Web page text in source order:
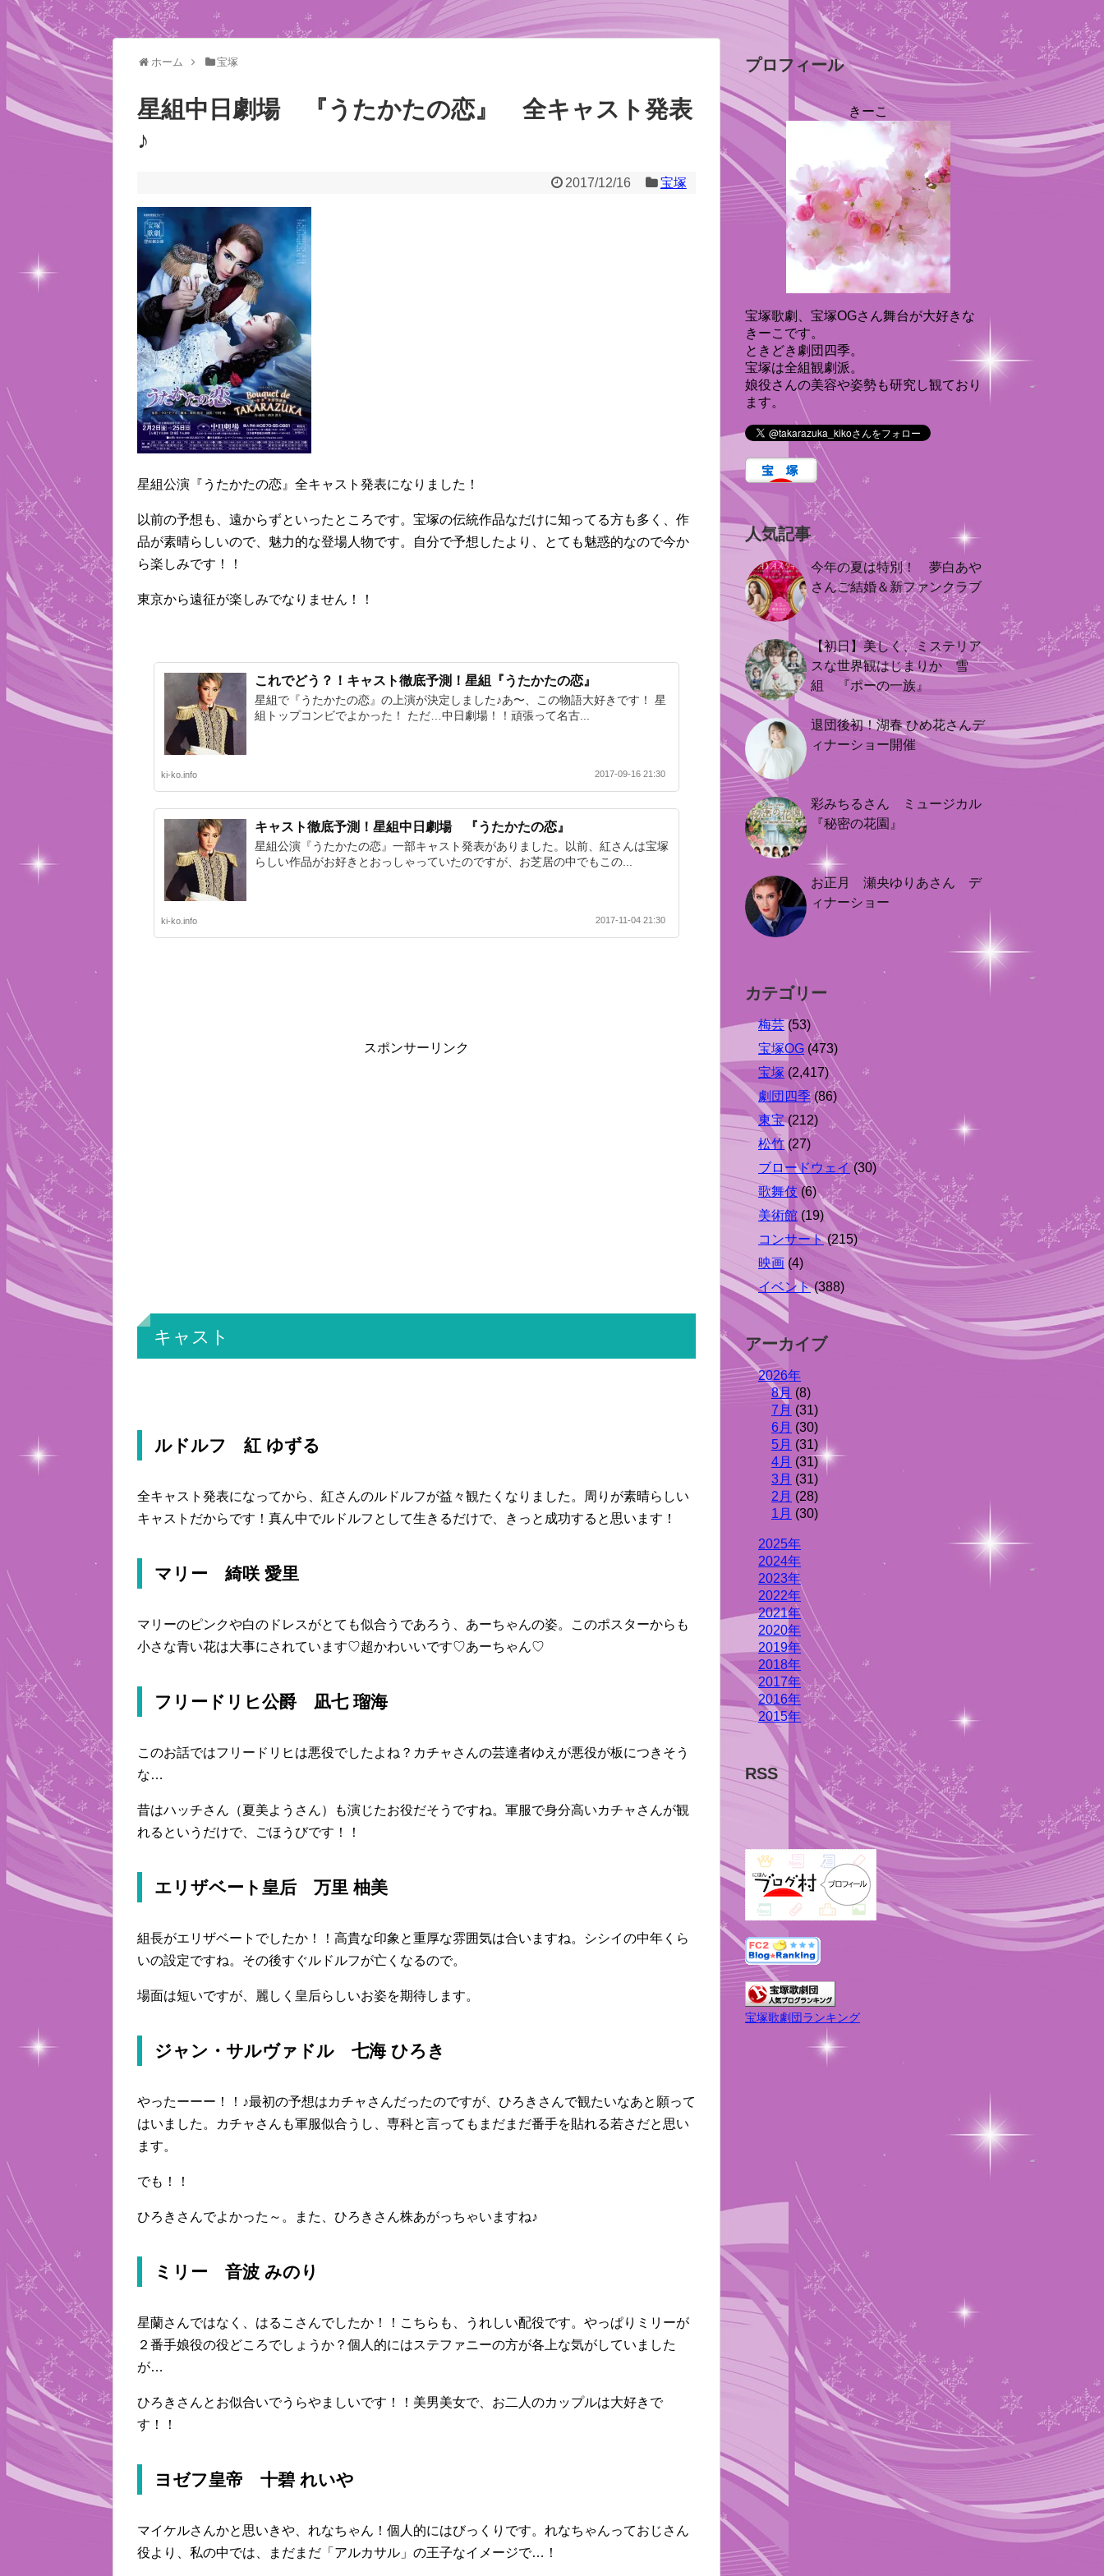
ホーム 宝塚
星組中日劇場 『うたかたの恋』 全キャスト発表
♪
2017/12/16 宝塚
星組公演『うたかたの恋』全キャスト発表になりました！
以前の予想も、遠からずといったところです。宝塚の伝統作品なだけに知ってる方も多く、作
品が素晴らしいので、魅力的な登場人物です。自分で予想したより、とても魅惑的なので今か
ら楽しみです！！
東京から遠征が楽しみでなりません！！
これでどう？！キャスト徹底予測！星組『うたかたの恋』
星組で『うたかたの恋』の上演が決定しました♪あ〜、この物語大好きです！ 星
組トップコンビでよかった！ ただ…中日劇場！！頑張って名古...
ki-ko.info 2017-09-16 21:30
キャスト徹底予測！星組中日劇場 『うたかたの恋』
星組公演『うたかたの恋』一部キャスト発表がありました。以前、紅さんは宝塚
らしい作品がお好きとおっしゃっていたのですが、お芝居の中でもこの...
ki-ko.info 2017-11-04 21:30
スポンサーリンク
キャスト
ルドルフ 紅 ゆずる
全キャスト発表になってから、紅さんのルドルフが益々観たくなりました。周りが素晴らしい
キャストだからです！真ん中でルドルフとして生きるだけで、きっと成功すると思います！
マリー 綺咲 愛里
マリーのピンクや白のドレスがとても似合うであろう、あーちゃんの姿。このポスターからも
小さな青い花は大事にされています♡超かわいいです♡あーちゃん♡
フリードリヒ公爵 凪七 瑠海
このお話ではフリードリヒは悪役でしたよね？カチャさんの芸達者ゆえが悪役が板につきそう
な…
昔はハッチさん（夏美ようさん）も演じたお役だそうですね。軍服で身分高いカチャさんが観
れるというだけで、ごほうびです！！
エリザベート皇后 万里 柚美
組長がエリザベートでしたか！！高貴な印象と重厚な雰囲気は合いますね。シシイの中年くら
いの設定ですね。その後すぐルドルフが亡くなるので。
場面は短いですが、麗しく皇后らしいお姿を期待します。
ジャン・サルヴァドル 七海 ひろき
やったーーー！！♪最初の予想はカチャさんだったのですが、ひろきさんで観たいなあと願って
はいました。カチャさんも軍服似合うし、専科と言ってもまだまだ番手を貼れる若さだと思い
ます。
でも！！
ひろきさんでよかった～。また、ひろきさん株あがっちゃいますね♪
ミリー 音波 みのり
星蘭さんではなく、はるこさんでしたか！！こちらも、うれしい配役です。やっぱりミリーが
２番手娘役の役どころでしょうか？個人的にはステファニーの方が各上な気がしていました
が…
ひろきさんとお似合いでうらやましいです！！美男美女で、お二人のカップルは大好きで
す！！
ヨゼフ皇帝 十碧 れいや
マイケルさんかと思いきや、れなちゃん！個人的にはびっくりです。れなちゃんっておじさん
役より、私の中では、まだまだ「アルカサル」の王子なイメージで…！
プロフィール
きーこ
宝塚歌劇、宝塚OGさん舞台が大好きな
きーこです。
ときどき劇団四季。
宝塚は全組観劇派。
娘役さんの美容や姿勢も研究し観ており
ます。
人気記事
今年の夏は特別！ 夢白あや
さんご結婚＆新ファンクラブ
【初日】美しく、ミステリア
スな世界観はじまりか 雪
組 『ポーの一族』
退団後初！湖春 ひめ花さんデ
ィナーショー開催
彩みちるさん ミュージカル
『秘密の花園』
お正月 瀬央ゆりあさん デ
ィナーショー
カテゴリー
梅芸 (53)
宝塚OG (473)
宝塚 (2,417)
劇団四季(86)
東宝(212)
松竹 (27)
ブロードウェイ (30)
歌舞伎 (6)
美術館 (19)
コンサート(215)
映画 (4)
イベント(388)
アーカイブ
2026年
8月 (8)
7月 (31)
6月 (30)
5月 (31)
4月 (31)
3月 (31)
2月 (28)
1月 (30)
2025年
2024年
2023年
2022年
2021年
2020年
2019年
2018年
2017年
2016年
2015年
RSS
宝塚歌劇団ランキング